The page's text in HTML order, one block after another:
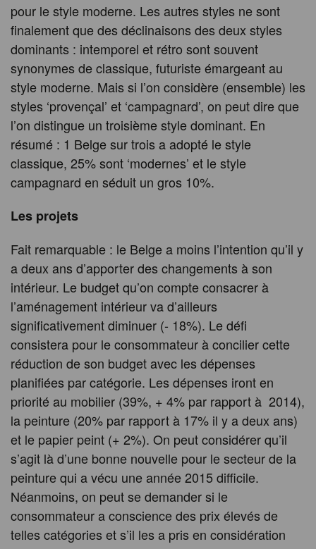
pour le style moderne. Les autres styles ne sont
finalement que des déclinaisons des deux styles
dominants : intemporel et rétro sont souvent
synonymes de classique, futuriste émargeant au
style moderne. Mais si l’on considère (ensemble) les
styles ‘provençal’ et ‘campagnard’, on peut dire que
l’on distingue un troisième style dominant. En
résumé : 1 Belge sur trois a adopté le style
classique, 25% sont ‘modernes’ et le style
campagnard en séduit un gros 10%.
Les projets
Fait remarquable : le Belge a moins l’intention qu’il y
a deux ans d’apporter des changements à son
intérieur. Le budget qu’on compte consacrer à
l’aménagement intérieur va d’ailleurs
significativement diminuer (- 18%). Le défi
consistera pour le consommateur à concilier cette
réduction de son budget avec les dépenses
planifiées par catégorie. Les dépenses iront en
priorité au mobilier (39%, + 4% par rapport à 2014),
la peinture (20% par rapport à 17% il y a deux ans)
et le papier peint (+ 2%). On peut considérer qu’il
s’agit là d’une bonne nouvelle pour le secteur de la
peinture qui a vécu une année 2015 difficile.
Néanmoins, on peut se demander si le
consommateur a conscience des prix élevés de
telles catégories et s’il les a pris en considération